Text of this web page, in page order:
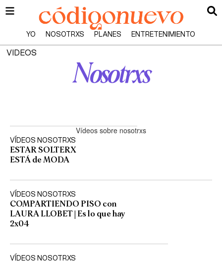
YO NOSOTRXS PLANES ENTRETENIMIENTO
VIDEOS
Nosotrxs
Vídeos sobre nosotrxs
VÍDEOS NOSOTRXS
ESTAR SOLTERX
ESTÁ de MODA
VÍDEOS NOSOTRXS
COMPARTIENDO PISO con
LAURA LLOBET | Es lo que hay
2x04
VÍDEOS NOSOTRXS